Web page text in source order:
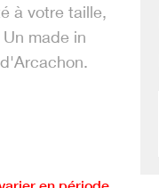
à votre taille,
made in